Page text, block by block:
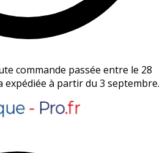
commande passée entre le 28
expédiée à partir du 3 septembre.